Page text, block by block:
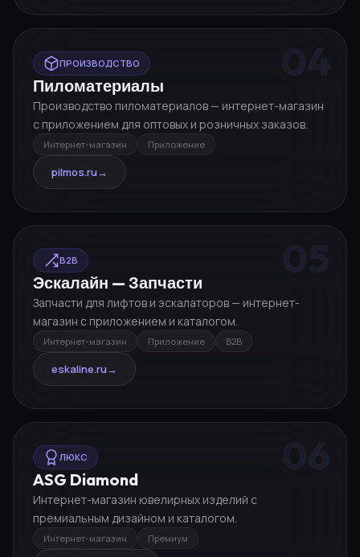
ПРОИЗВОДСТВО
Пиломатериалы
Производство пиломатериалов — интернет-магазин
с приложением для оптовых и розничных заказов.
Интернет-магазин Приложение
pilmos.ru→
B2B
Эскалайн — Запчасти
Запчасти для лифтов и эскалаторов — интернет-
магазин с приложением и каталогом.
Интернет-магазин Приложение B2B
eskaline.ru→
ЛЮКС
ASG Diamond
Интернет-магазин ювелирных изделий с
премиальным дизайном и каталогом.
Интернет-магазин Премиум